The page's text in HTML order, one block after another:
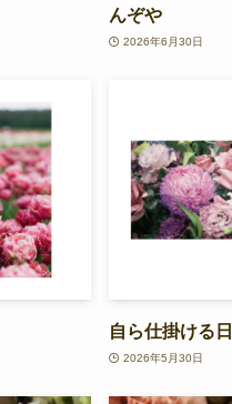
んぞや
2026年6月30日
自ら仕掛ける日
2026年5月30日